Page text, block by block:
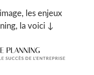
les enjeux
la voici ↓